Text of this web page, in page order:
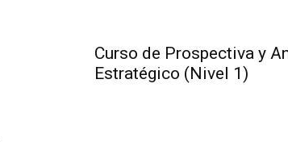
Curso de Prospectiva y
Estratégico (Nivel 1)